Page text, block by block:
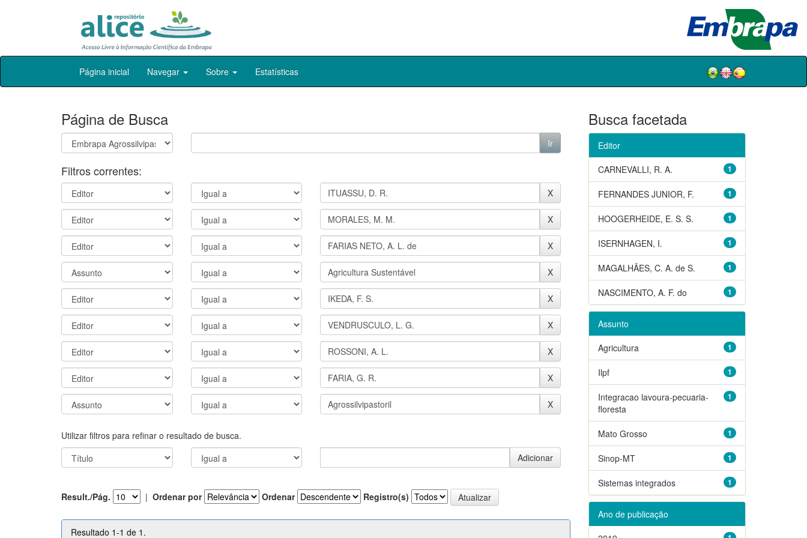
Skip
Página inicial Navegar Sobre Estatísticas
Página de Busca
Filtros correntes:
Utilizar filtros para refinar o resultado de busca.
Result./Pág. | Ordenar por Ordenar Registro(s)
Resultado 1-1 de 1.
Busca facetada
Editor
1
CARNEVALLI, R. A.
1
FERNANDES JUNIOR, F.
1
HOOGERHEIDE, E. S. S.
1
ISERNHAGEN, I.
1
MAGALHÃES, C. A. de S.
1
NASCIMENTO, A. F. do
Assunto
1
Agricultura
1
Ilpf
1
Integracao lavoura-pecuaria-
floresta
1
Mato Grosso
1
Sinop-MT
1
Sistemas integrados
Ano de publicação